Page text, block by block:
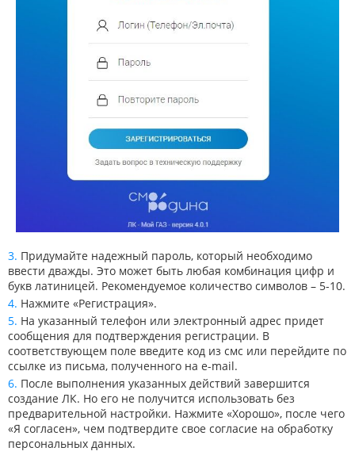
Придумайте надежный пароль, который необходимо
ввести дважды. Это может быть любая комбинация цифр и
букв латиницей. Рекомендуемое количество символов – 5-10.
Нажмите «Регистрация».
На указанный телефон или электронный адрес придет
сообщения для подтверждения регистрации. В
соответствующем поле введите код из смс или перейдите по
ссылке из письма, полученного на e-mail.
После выполнения указанных действий завершится
создание ЛК. Но его не получится использовать без
предварительной настройки. Нажмите «Хорошо», после чего
«Я согласен», чем подтвердите свое согласие на обработку
персональных данных.